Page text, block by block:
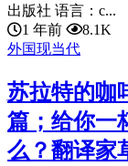
出版社 语言：c...
1 年前
8.1K
外国现当代
苏拉特的咖
篇；给你一
么？翻译家